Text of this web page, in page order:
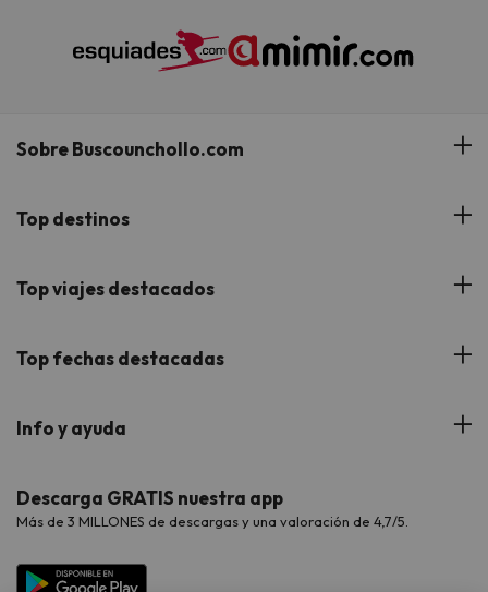
Sobre Buscounchollo.com
¿Quiénes somos?
Buscounchollo en los medios
Proveedores
Viajes para grupos
Top destinos
Hoteles Andalucía
Hoteles Cataluña
Hoteles Galicia
Top viajes destacados
Viajes con Niños
Viajes de Novios
Chollos con Todo Incluido
Chollos en la playa
Top fechas destacadas
Verano
Vacaciones en Agosto
Info y ayuda
Contáctanos
Preguntas frecuentes
Descarga GRATIS nuestra app
Más de 3 MILLONES de descargas y una valoración de 4,7/5.